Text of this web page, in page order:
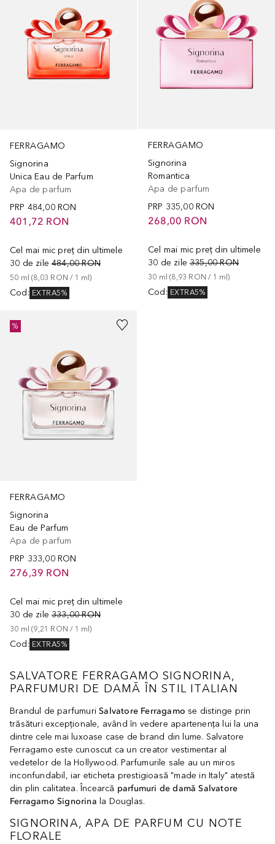
FERRAGAMO
Signorina
Unica Eau de Parfum
Apa de parfum
PRP 484,00 RON
401,72 RON
Cel mai mic preț din ultimele
30 de zile 484,00 RON
50 ml (8,03 RON / 1 ml)
Cod : EXTRA5%
FERRAGAMO
Signorina
Romantica
Apa de parfum
PRP 335,00 RON
268,00 RON
Cel mai mic preț din ultimele
30 de zile 335,00 RON
30 ml (8,93 RON / 1 ml)
Cod: EXTRA5%
FERRAGAMO
Signorina
Eau de Parfum
Apa de parfum
PRP 333,00 RON
276,39 RON
Cel mai mic preț din ultimele
30 de zile 333,00 RON
30 ml (9,21 RON / 1 ml)
Cod: EXTRA5%
%
SALVATORE FERRAGAMO SIGNORINA,
PARFUMURI DE DAMĂ ÎN STIL ITALIAN
Brandul de parfumuriSalvatore Ferragamo se distinge prin
trăsături excepționale, având în vedere apartenența lui la una
dintre cele mai luxoase case de brand din lume. Salvatore
Ferragamo este cunoscut ca un creator vestimentar al
vedetelor de la Hollywood. Parfumurile sale au un miros
inconfundabil, iar eticheta prestigioasă "made in Italy" atestă
din plin calitatea. Încearcă parfumuri de damă Salvatore
Ferragamo Signorina la Douglas.
SIGNORINA, APA DE PARFUM CU NOTE
FLORALE